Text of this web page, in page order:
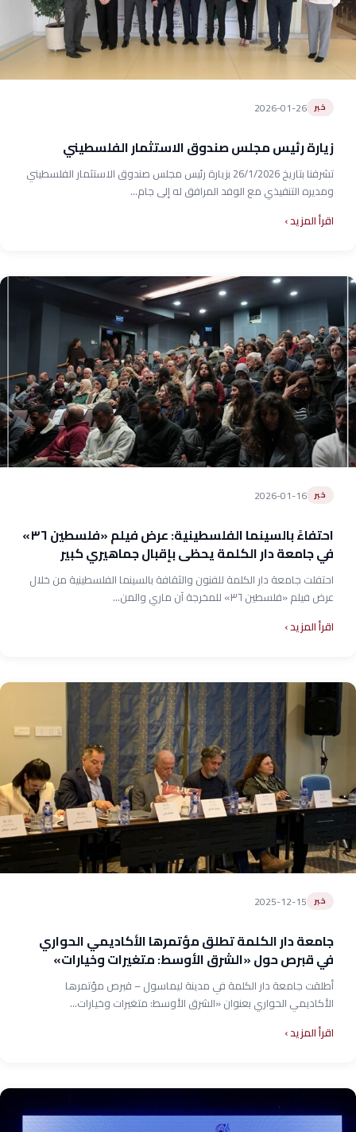
خبر 2026-01-26
زيارة رئيس مجلس صندوق الاستثمار الفلسطيني
تشرفنا بتاريخ 26/1/2026 بزيارة رئيس مجلس صندوق الاستثمار الفلسطيني
ومديره التنفيذي مع الوفد المرافق له إلى جام...
اقرأ المزيد
خبر 2026-01-16
احتفاءً بالسينما الفلسطينية: عرض فيلم «فلسطين ٣٦»
في جامعة دار الكلمة يحظى بإقبال جماهيري كبير
احتفلت جامعة دار الكلمة للفنون والثقافة بالسينما الفلسطينية من خلال
عرض فيلم «فلسطين ٣٦» للمخرجة آن ماري والمن...
اقرأ المزيد
خبر 2025-12-15
جامعة دار الكلمة تطلق مؤتمرها الأكاديمي الحواري
في قبرص حول «الشرق الأوسط: متغيرات وخيارات»
أطلقت جامعة دار الكلمة في مدينة ليماسول – قبرص مؤتمرها
الأكاديمي الحواري بعنوان «الشرق الأوسط: متغيرات وخيارات...
اقرأ المزيد